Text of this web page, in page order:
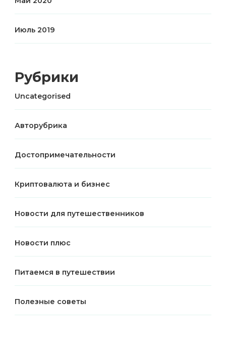
Июль 2019
Рубрики
Uncategorised
Авторубрика
Достопримечательности
Криптовалюта и бизнес
Новости для путешественников
Новости плюс
Питаемся в путешествии
Полезные советы